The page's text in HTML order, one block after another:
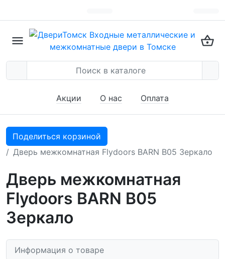
Акции О нас Оплата
Поделиться корзиной
Дверь межкомнатная Flydoors BARN В05 Зеркало
Дверь межкомнатная
Flydoors BARN В05
Зеркало
Информация о товаре